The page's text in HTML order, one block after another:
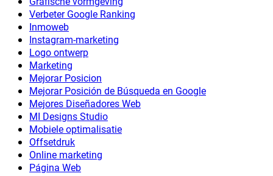
Verbeter Google Ranking
Inmoweb
Instagram-marketing
Logo ontwerp
Marketing
Mejorar Posicion
Mejorar Posición de Búsqueda en Google
Mejores Diseñadores Web
MI Designs Studio
Mobiele optimalisatie
Offsetdruk
Online marketing
Página Web